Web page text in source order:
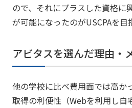
ので、それにプラスした資格に
が可能になったのがUSCPAを目
アビタスを選んだ理由・
他の学校に比べ費用面では高か
取得の利便性（Webを利用し自